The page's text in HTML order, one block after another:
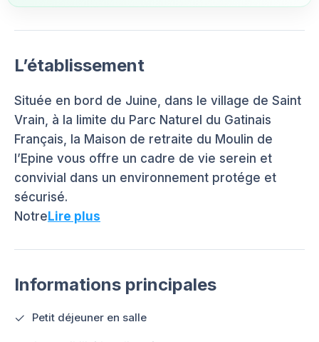
L’établissement
Située en bord de Juine, dans le village de Saint
Vrain, à la limite du Parc Naturel du Gatinais
Français, la Maison de retraite du Moulin de
l’Epine vous offre un cadre de vie serein et
convivial dans un environnement protége et
sécurisé.
NotreLire plus
Informations principales
Petit déjeuner en salle